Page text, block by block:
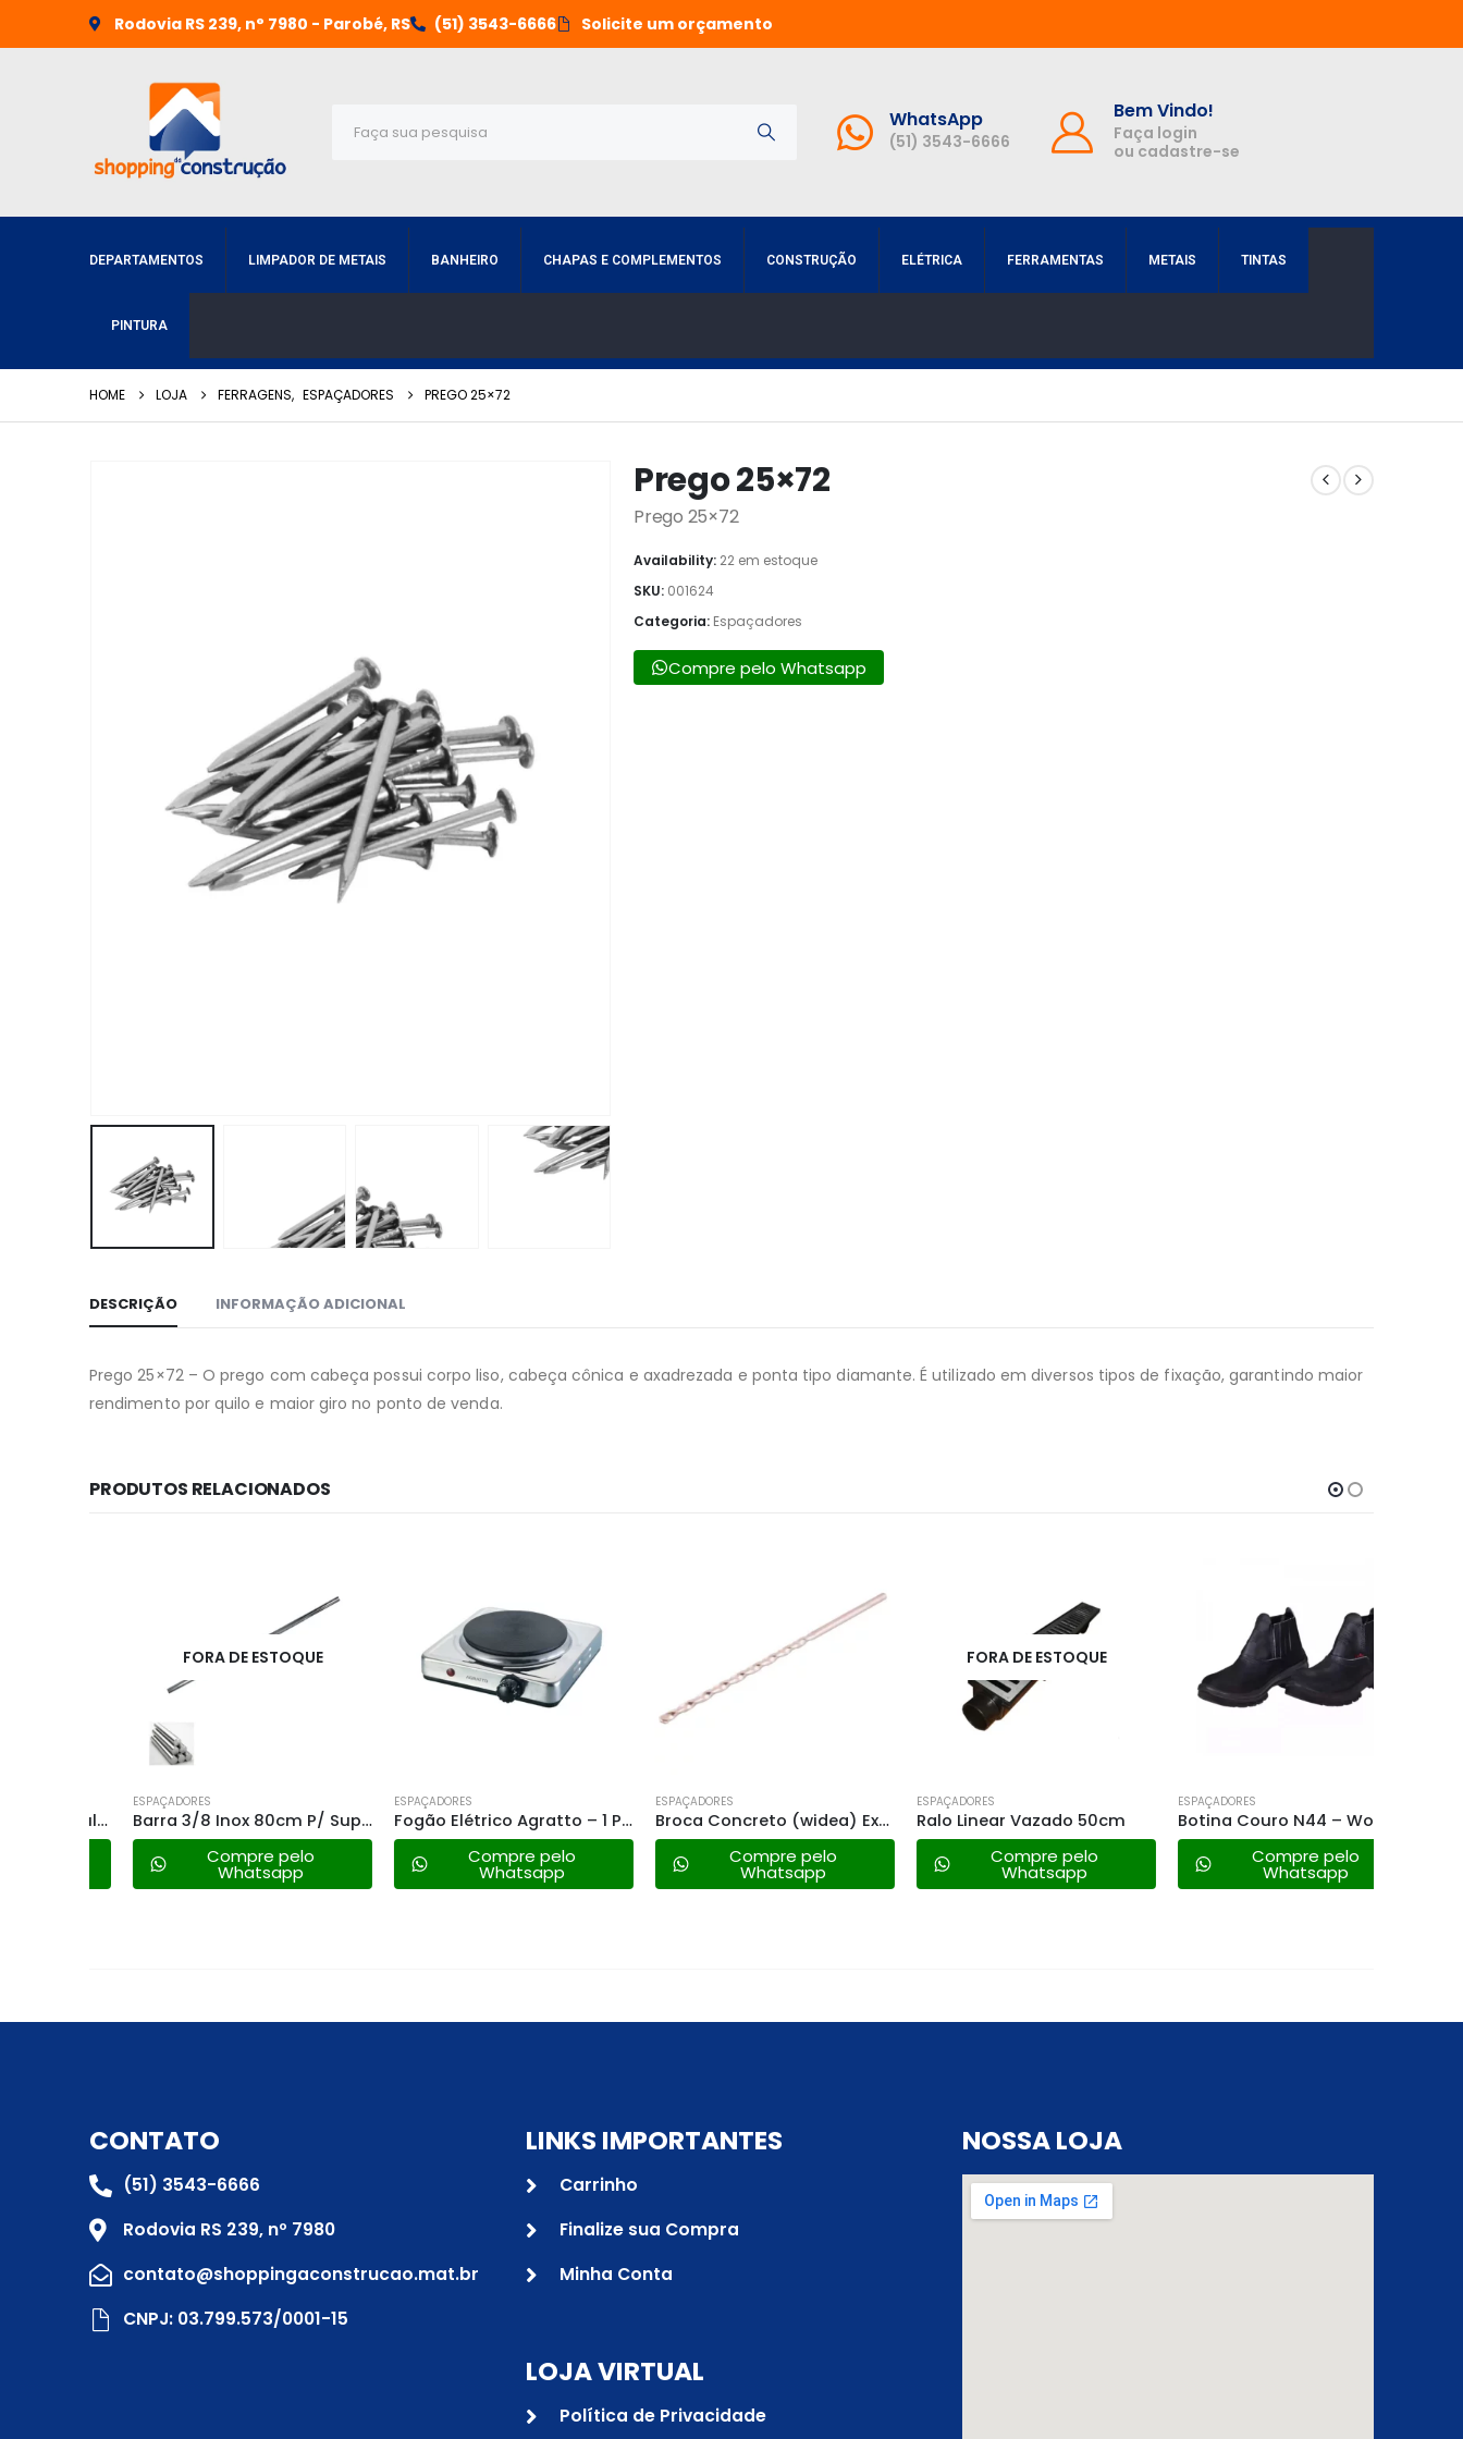
Rodovia RS 239, n° 7980 - Parobé, RS (51) 3543-6666 Solicite um orçamento
WhatsApp
(51) 3543-6666
Bem Vindo!
Faça login
ou cadastre-se
DEPARTAMENTOS LIMPADOR DE METAIS BANHEIRO CHAPAS E COMPLEMENTOS CONSTRUÇÃO ELÉTRICA FERRAMENTAS METAIS TINTAS
PINTURA
HOME LOJA FERRAGENS, ESPAÇADORES PREGO 25×72
Prego 25×72
Prego 25×72
Availability: 22 em estoque
SKU: 001624
Categoria: Espaçadores
Compre pelo Whatsapp
DESCRIÇÃO INFORMAÇÃO ADICIONAL
Prego 25×72 – O prego com cabeça possui corpo liso, cabeça cônica e axadrezada e ponta tipo diamante. É utilizado em diversos tipos de fixação, garantindo maior
rendimento por quilo e maior giro no ponto de venda.
PRODUTOS RELACIONADOS
FORA DE ESTOQUE
ESPAÇADORES
Barra 3/8 Inox 80cm P/ Suporte Churrasqueira
Compre pelo
Whatsapp
ESPAÇADORES
Fogão Elétrico Agratto – 1 Prato 1500w – 220v
Compre pelo
Whatsapp
ESPAÇADORES
Broca Concreto (widea) Extra Longa – 12mm
Compre pelo
Whatsapp
FORA DE ESTOQUE
ESPAÇADORES
Ralo Linear Vazado 50cm
Compre pelo
Whatsapp
ESPAÇADORES
Botina Couro N44 – Worker
Compre pelo
Whatsapp
CONTATO
(51) 3543-6666
Rodovia RS 239, nº 7980
contato@shoppingaconstrucao.mat.br
CNPJ: 03.799.573/0001-15
LINKS IMPORTANTES
Carrinho
Finalize sua Compra
Minha Conta
LOJA VIRTUAL
Política de Privacidade
NOSSA LOJA